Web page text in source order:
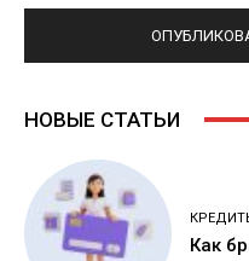
НОВЫЕ СТАТЬИ
Как